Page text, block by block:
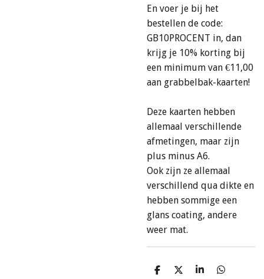
En voer je bij het
bestellen de code:
GB10PROCENT in, dan
krijg je 10% korting bij
een minimum van €11,00
aan grabbelbak-kaarten!
Deze kaarten hebben
allemaal verschillende
afmetingen, maar zijn
plus minus A6.
Ook zijn ze allemaal
verschillend qua dikte en
hebben sommige een
glans coating, andere
weer mat.
D
D
S
D